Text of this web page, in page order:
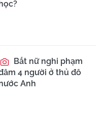
Bắt nữ nghi phạm
4 người ở thủ đô
Anh